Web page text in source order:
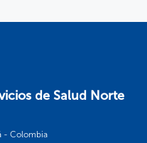
de Salud Norte
- Colombia